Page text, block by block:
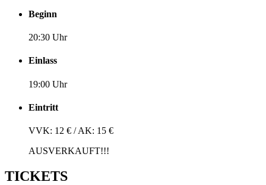
Beginn
20:30 Uhr
Einlass
19:00 Uhr
Eintritt
VVK: 12 € / AK: 15 €
AUSVERKAUFT!!!
TICKETS